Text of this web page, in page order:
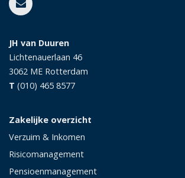
JH van Duuren
Lichtenauerlaan 46
3062 ME Rotterdam
T (010) 465 8577
Zakelijke overzicht
Verzuim & Inkomen
Risicomanagement
Pensioenmanagement